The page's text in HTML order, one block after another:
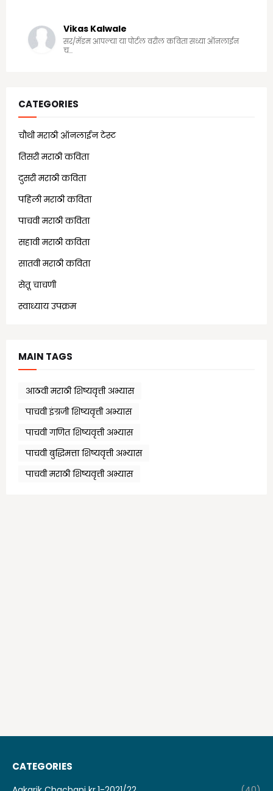
Vikas Kalwale
सर/मॅडम आपल्या या पोर्टल वरील कविता सध्या ऑनलाईन
च...
CATEGORIES
चौथी मराठी ऑनलाईन टेस्ट
तिसरी मराठी कविता
दुसरी मराठी कविता
पहिली मराठी कविता
पाचवी मराठी कविता
सहावी मराठी कविता
सातवी मराठी कविता
सेतू चाचणी
स्वाध्याय उपक्रम
MAIN TAGS
आठवी मराठी शिष्यवृत्ती अभ्यास
पाचवी इंग्रजी शिष्यवृत्ती अभ्यास
पाचवी गणित शिष्यवृत्ती अभ्यास
पाचवी बुद्धिमत्ता शिष्यवृत्ती अभ्यास
पाचवी मराठी शिष्यवृत्ती अभ्यास
CATEGORIES